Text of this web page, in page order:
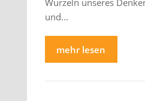
Wurzeln unseres
und...
mehr lesen